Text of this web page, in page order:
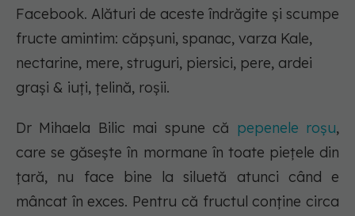
Facebook. Alături de aceste îndrăgite și scumpe
fructe amintim: căpșuni, spanac, varza Kale,
nectarine, mere, struguri, piersici, pere, ardei
grași & iuți, țelină, roșii.
Dr Mihaela Bilic mai spune că pepenele roșu,
care se găsește în mormane în toate piețele din
țară, nu face bine la siluetă atunci când e
mâncat în exces. Pentru că fructul conține circa